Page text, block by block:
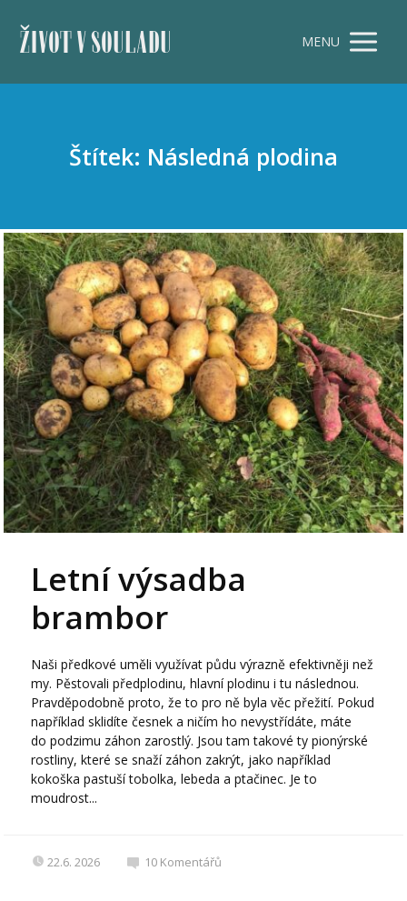
ŽIVOT V SOULADU MENU
Štítek: Následná plodina
Letní výsadba
brambor
Naši předkové uměli využívat půdu výrazně efektivněji než
my. Pěstovali předplodinu, hlavní plodinu i tu následnou.
Pravděpodobně proto, že to pro ně byla věc přežití. Pokud
například sklidíte česnek a ničím ho nevystřídáte, máte
do podzimu záhon zarostlý. Jsou tam takové ty pionýrské
rostliny, které se snaží záhon zakrýt, jako například
kokoška pastuší tobolka, lebeda a ptačinec. Je to
moudrost...
22.6. 2026 10 Komentářů